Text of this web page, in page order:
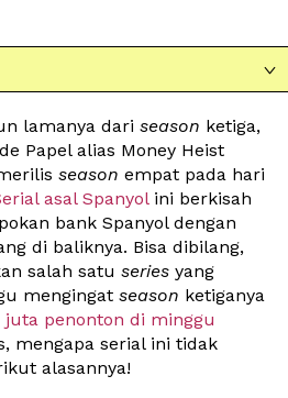

lamanya dari season ketiga,
Papel alias Money Heist
season empat pada hari
asal Spanyol ini berkisah
bank Spanyol dengan
di baliknya. Bisa dibilang,
salah satu series yang
mengingat season ketiganya
juta penonton di minggu
mengapa serial ini tidak
alasannya!